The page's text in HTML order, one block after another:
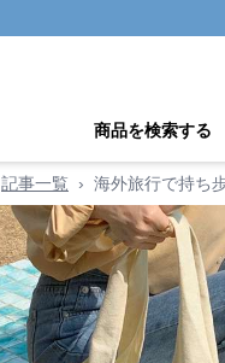
商品を検索する
記事一覧 › 海外旅行で持ち